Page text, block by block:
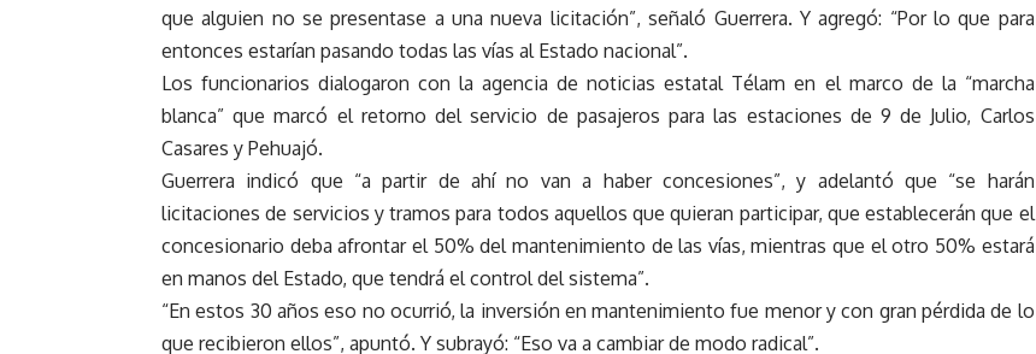
que alguien no se presentase a una nueva licitación”, señaló Guerrera. Y agregó: “Por lo que para
entonces estarían pasando todas las vías al Estado nacional”.
Los funcionarios dialogaron con la agencia de noticias estatal Télam en el marco de la “marcha
blanca” que marcó el retorno del servicio de pasajeros para las estaciones de 9 de Julio, Carlos
Casares y Pehuajó.
Guerrera indicó que “a partir de ahí no van a haber concesiones”, y adelantó que “se harán
licitaciones de servicios y tramos para todos aquellos que quieran participar, que establecerán que el
concesionario deba afrontar el 50% del mantenimiento de las vías, mientras que el otro 50% estará
en manos del Estado, que tendrá el control del sistema”.
“En estos 30 años eso no ocurrió, la inversión en mantenimiento fue menor y con gran pérdida de lo
que recibieron ellos”, apuntó. Y subrayó: “Eso va a cambiar de modo radical”.